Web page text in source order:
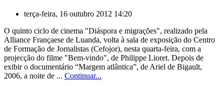
terça-feira, 16 outubro 2012 14:20
O quinto ciclo de cinema "Diáspora e migrações", realizado pela
Alliance Françaese de Luanda, volta à sala de exposição do Centro
de Formação de Jornalistas (Cefojor), nesta quarta-feira, com a
projecção do filme "Bem-vindo", de Philippe Lioret. Depois de
exibir o documentário “Margem atlântica”, de Ariel de Bigault,
2006, a noite de ... Continuar...